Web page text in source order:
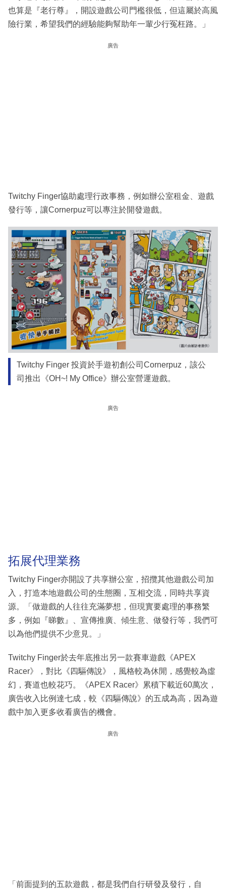
也算是『老行尊』，開設遊戲公司門檻很低，但這屬於高風
險行業，希望我們的經驗能夠幫助年一輩少行冤枉路。」
廣告
Twitchy Finger協助處理行政事務，例如辦公室租金、遊戲
發行等，讓Cornerpuz可以專注於開發遊戲。
Twitchy Finger 投資於手遊初創公司Cornerpuz，該公
司推出《OH~! My Office》辦公室營運遊戲。
廣告
拓展代理業務
Twitchy Finger亦開設了共享辦公室，招攬其他遊戲公司加
入，打造本地遊戲公司的生態圈，互相交流，同時共享資
源。「做遊戲的人往往充滿夢想，但現實要處理的事務繁
多，例如『睇數』、宣傳推廣、傾生意、做發行等，我們可
以為他們提供不少意見。」
Twitchy Finger於去年底推出另一款賽車遊戲《APEX
Racer》，對比《四驅傳說》，風格較為休閒，感覺較為虛
幻，賽道也較花巧。《APEX Racer》累積下載近60萬次，
廣告收入比例達七成，較《四驅傳說》的五成為高，因為遊
戲中加入更多收看廣告的機會。
廣告
「前面提到的五款遊戲，都是我們自行研發及發行，自